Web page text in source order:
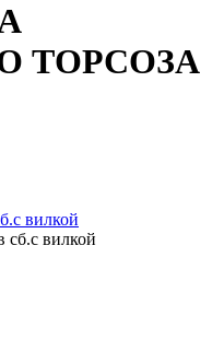
ТОРСОЗА
вилкой